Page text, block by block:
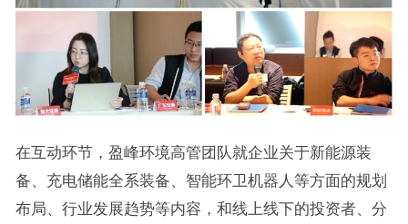
在互动环节，盈峰环境高管团队就企业关于新能源装
备、充电储能全系装备、智能环卫机器人等方面的规划
布局、行业发展趋势等内容，和线上线下的投资者、分